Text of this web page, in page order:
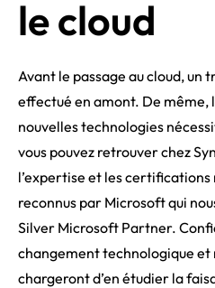
le cloud
Avant le passage au cloud, un
effectué en amont. De même,
nouvelles technologies
vous pouvez retrouver chez
l’expertise et les certifications
reconnus par Microsoft qui
Silver Microsoft Partner.
changement technologique et
chargeront d’en étudier la